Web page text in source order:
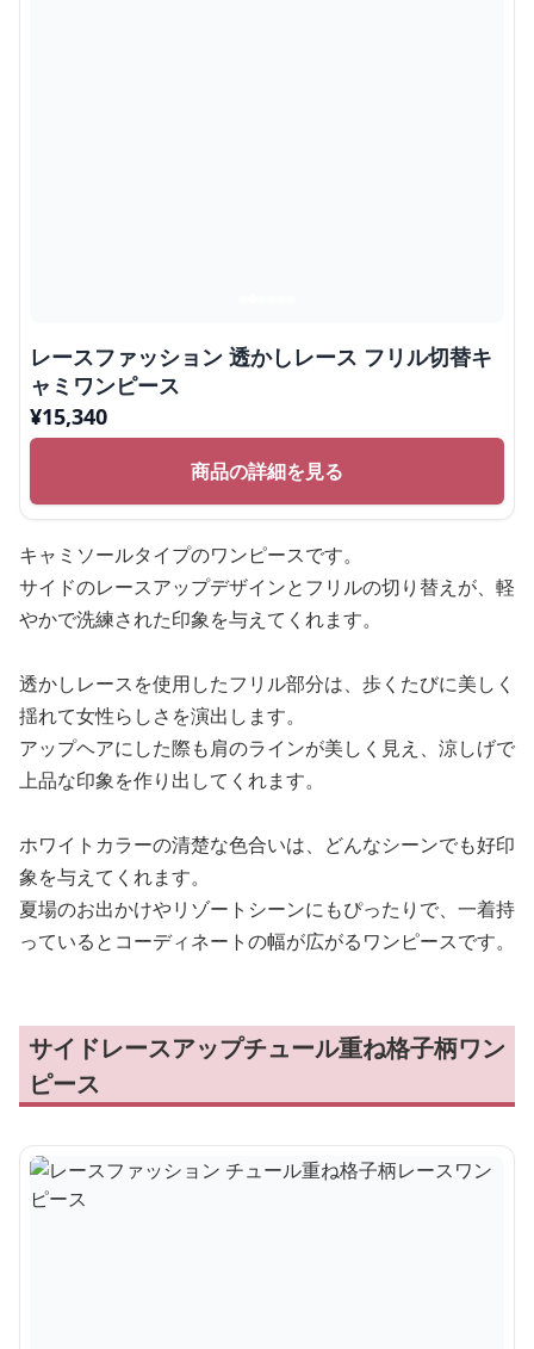
レースファッション 透かしレース フリル切替キ
ャミワンピース
¥15,340
商品の詳細を見る
キャミソールタイプのワンピースです。
サイドのレースアップデザインとフリルの切り替えが、軽
やかで洗練された印象を与えてくれます。
透かしレースを使用したフリル部分は、歩くたびに美しく
揺れて女性らしさを演出します。
アップヘアにした際も肩のラインが美しく見え、涼しげで
上品な印象を作り出してくれます。
ホワイトカラーの清楚な色合いは、どんなシーンでも好印
象を与えてくれます。
夏場のお出かけやリゾートシーンにもぴったりで、一着持
っているとコーディネートの幅が広がるワンピースです。
サイドレースアップチュール重ね格子柄ワン
ピース